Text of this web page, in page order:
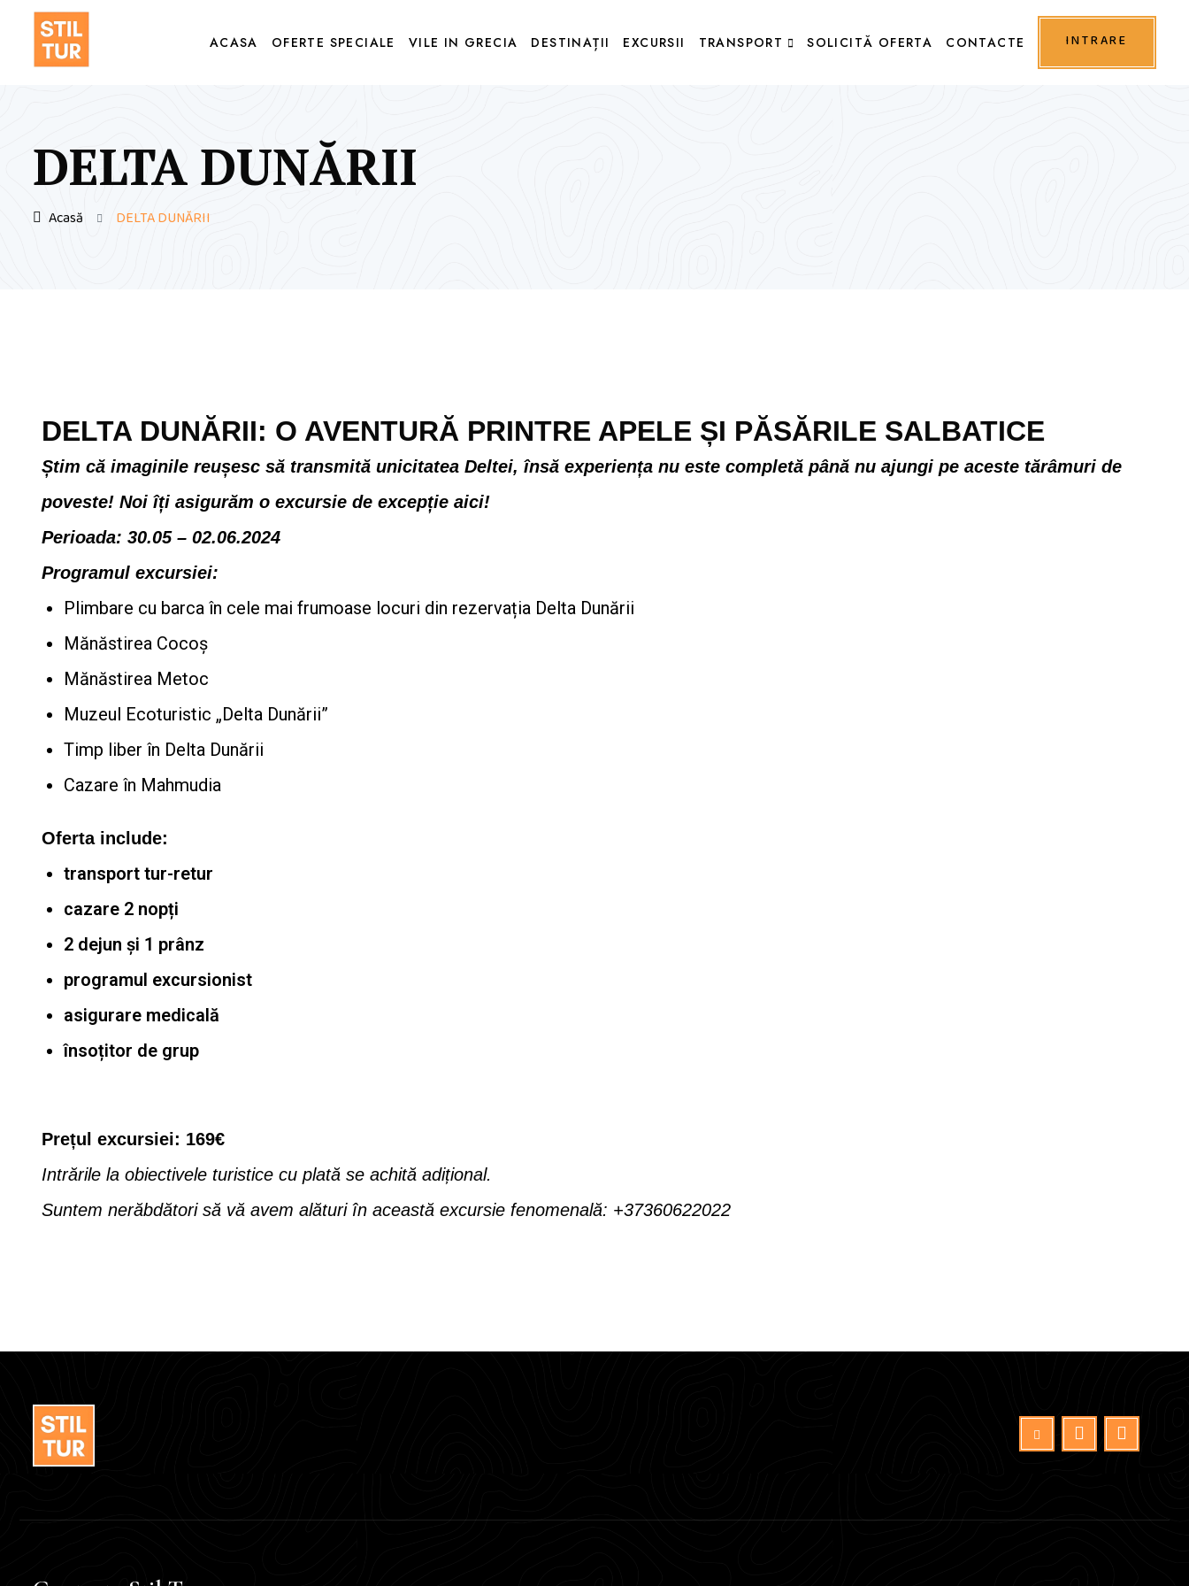
ACASA OFERTE SPECIALE VILE IN GRECIA DESTINAȚII EXCURSII TRANSPORT SOLICITĂ OFERTA CONTACTE INTRARE
DELTA DUNĂRII
Acasă DELTA DUNĂRII
DELTA DUNĂRII: O AVENTURĂ PRINTRE APELE ȘI PĂSĂRILE SALBATICE
Știm că imaginile reușesc să transmită unicitatea Deltei, însă experiența nu este completă până nu ajungi pe aceste tărâmuri de
poveste! Noi îți asigurăm o excursie de excepție aici!
Perioada: 30.05 – 02.06.2024
Programul excursiei:
Plimbare cu barca în cele mai frumoase locuri din rezervația Delta Dunării
Mănăstirea Cocoș
Mănăstirea Metoc
Muzeul Ecoturistic „Delta Dunării”
Timp liber în Delta Dunării
Cazare în Mahmudia
Oferta include:
transport tur-retur
cazare 2 nopți
2 dejun și 1 prânz
programul excursionist
asigurare medicală
însoțitor de grup
Prețul excursiei: 169€
Intrările la obiectivele turistice cu plată se achită adițional.
Suntem nerăbdători să vă avem alături în această excursie fenomenală: +37360622022